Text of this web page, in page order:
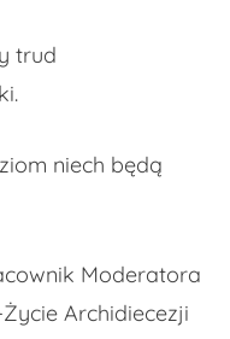
trud
niech będą
Moderatora
Archidiecezji